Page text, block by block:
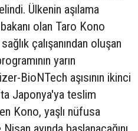
Ülkenin aşılama
olan Taro Kono
çalışanından oluşan
yarın
BioNTech aşısının ikinci
Japonya'ya teslim
Kono, yaşlı nüfusa